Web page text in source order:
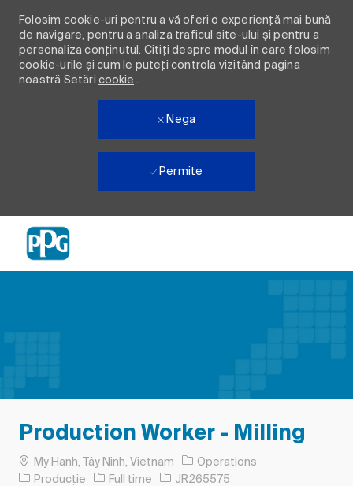
Folosim cookie-uri pentru a vă oferi o experiență mai bună
de navigare, pentru a analiza traficul site-ului și pentru a
personaliza conținutul. Citiți despre modul în care folosim
cookie-urile și cum le puteți controla vizitând pagina
noastră Setări cookie .
Nega
Permite
Production Worker - Milling
LocMy Hanh, Tây Ninh, Vietnam
Operations
Categorie
Producție Tipul postului
Full time Job Id
JR265575